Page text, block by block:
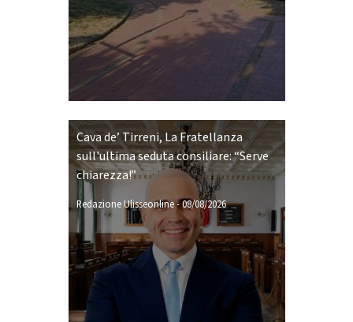
Cava de’ Tirreni, La Fratellanza
sull'ultima seduta consiliare: “Serve
chiarezza!”
Redazione Ulisseonline-08/08/2026